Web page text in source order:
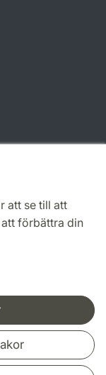
att se till att
förbättra din